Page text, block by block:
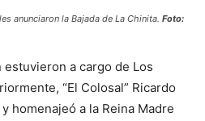
anunciaron la Bajada de La Chinita. Foto:
estuvieron a cargo de Los
“El Colosal” Ricardo
homenajeó a la Reina Madre